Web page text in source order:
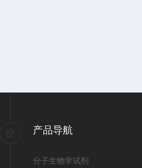
产品导航
分子生物学试剂